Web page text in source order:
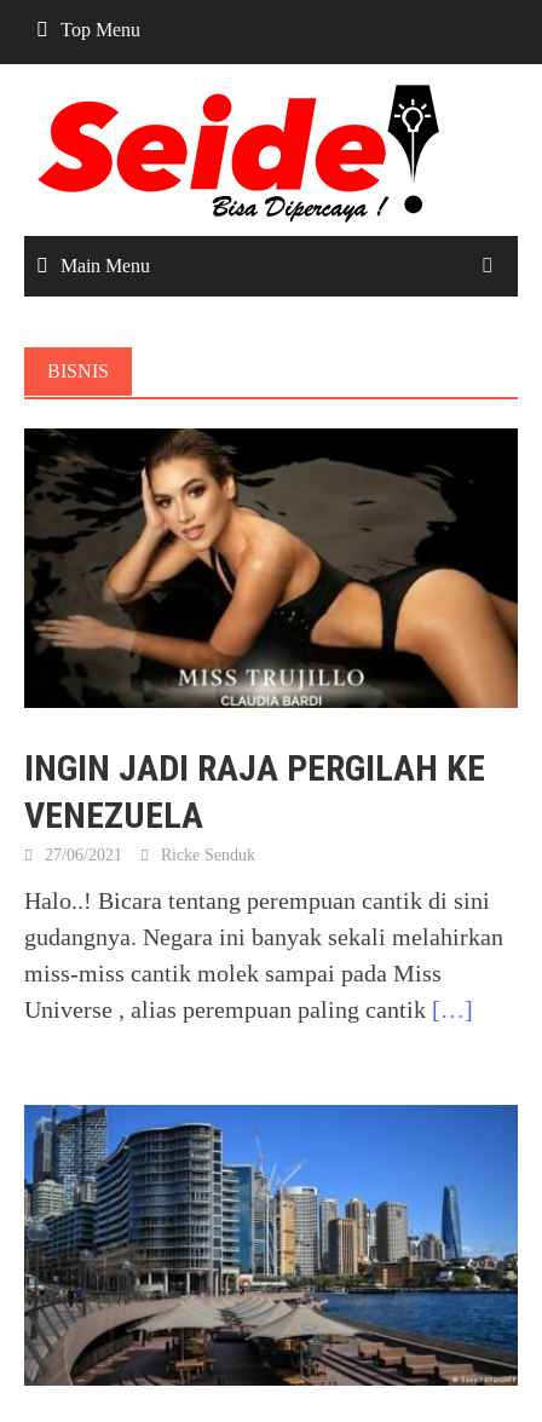
content
Top Menu
Main Menu
BISNIS
INGIN JADI RAJA PERGILAH KE
VENEZUELA
27/06/2021 Ricke Senduk
Halo..! Bicara tentang perempuan cantik di sini
gudangnya. Negara ini banyak sekali melahirkan
miss-miss cantik molek sampai pada Miss
Universe , alias perempuan paling cantik […]